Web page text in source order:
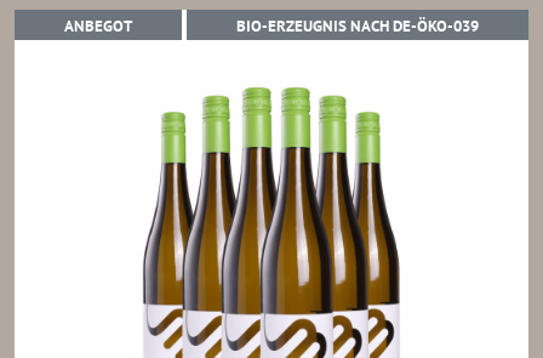
ANBEGOTANBEGOT BIO-ERZEUGNIS NACH DE-ÖKO-039BIO-